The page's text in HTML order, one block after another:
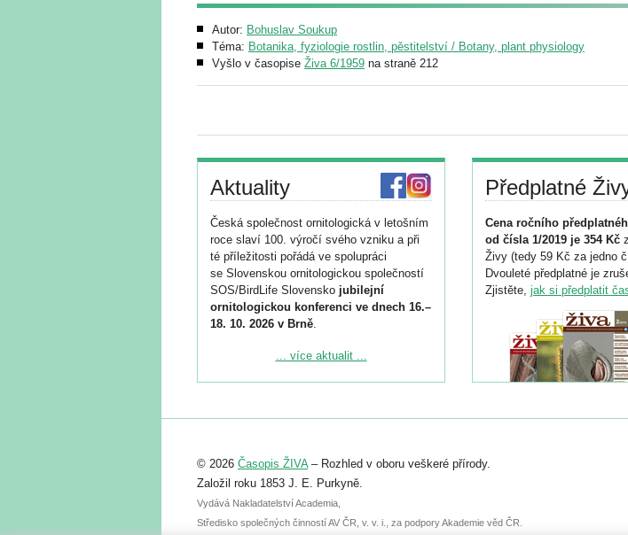
Autor: Bohuslav Soukup
Téma: Botanika, fyziologie rostlin, pěstitelství / Botany, plant physiology
Vyšlo v časopise Živa 6/1959 na straně 212
Aktuality
Česká společnost ornitologická v letošním
roce slaví 100. výročí svého vzniku a při
té příležitosti pořádá ve spolupráci
se Slovenskou ornitologickou společností
SOS/BirdLife Slovensko jubilejní
ornitologickou konferenci ve dnech 16.–
18. 10. 2026 v Brně.
Podrobnější informace ke konferenci
Registrovat se můžete do 6. září.
abstraktu přihlášené přednášky nebo
posteru je už 30. června.
... více aktualit ...
Předplatné
Cena ročního
od čísla 1/2019 je 354 Kč
Živy (tedy 59 Kč za jedno
Dvouleté předplatné je
Zjistěte, jak si předplatit
© 2026 Časopis ŽIVA– Rozhled v oboru veškeré přírody.
Založil roku 1853 J. E. Purkyně.
Vydává Nakladatelství Academia,
Středisko společných činností AV ČR, v. v. i., za podpory Akademie věd ČR.